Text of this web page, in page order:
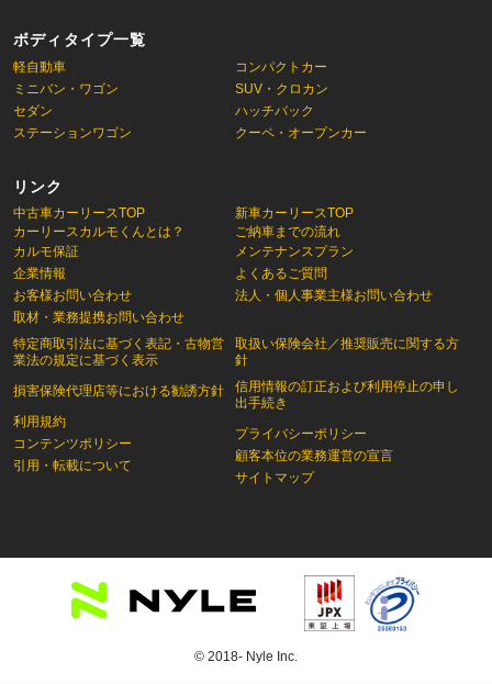
ボディタイプ一覧
軽自動車
コンパクトカー
ミニバン・ワゴン
SUV・クロカン
セダン
ハッチバック
ステーションワゴン
クーペ・オープンカー
リンク
中古車カーリースTOP
カーリースカルモくんとは？
新車カーリースTOP
ご納車までの流れ
カルモ保証
企業情報
お客様お問い合わせ
取材・業務提携お問い合わせ
特定商取引法に基づく表記・古物営
業法の規定に基づく表示
損害保険代理店等における勧誘方針
利用規約
コンテンツポリシー
引用・転載について
メンテナンスプラン
よくあるご質問
法人・個人事業主様お問い合わせ
取扱い保険会社／推奨販売に関する方
針
信用情報の訂正および利用停止の申し
出手続き
プライバシーポリシー
顧客本位の業務運営の宣言
サイトマップ
© 2018- Nyle Inc.